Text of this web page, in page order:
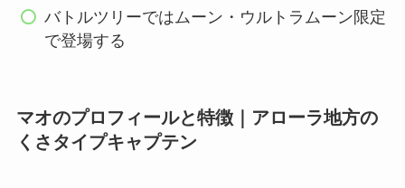
バトルツリーではムーン・ウルトラムーン限定
で登場する
マオのプロフィールと特徴｜アローラ地方の
くさタイプキャプテン